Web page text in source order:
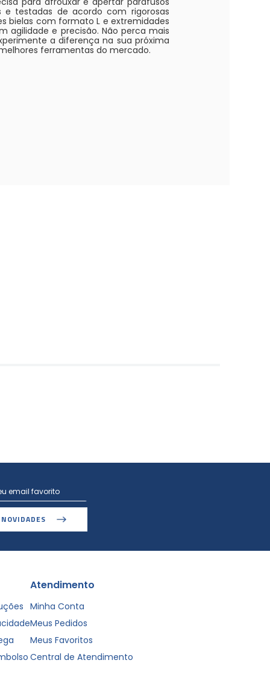
e testadas de acordo com rigorosas
bielas com formato L e extremidades
agilidade e precisão. Não perca mais
a diferença na sua próxima
ferramentas do mercado.
Atendimento
Minha Conta
Meus Pedidos
Meus Favoritos
Central de Atendimento